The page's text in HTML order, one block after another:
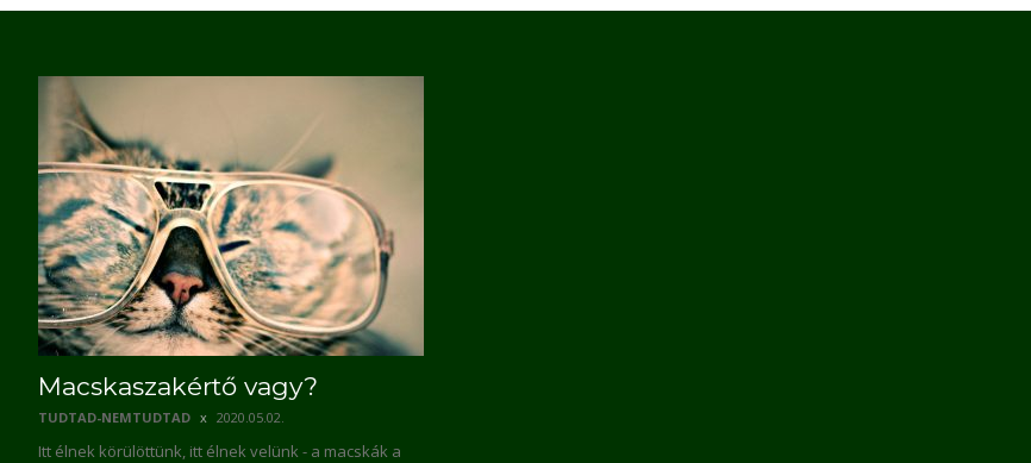
Macskaszakértő vagy?
TUDTAD-NEMTUDTAD 2020.05.02.
Itt élnek körülöttünk, itt élnek velünk - a macskák a